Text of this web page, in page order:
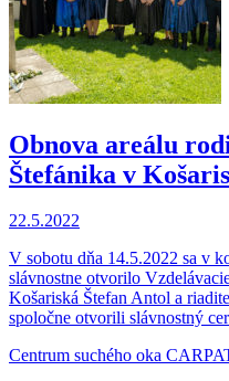
Obnova areálu
Štefánika v
22.5.2022
V sobotu dňa 14.5.2022 sa v
slávnostne otvorilo
Košariská Štefan Antol a
spoločne otvorili slávnostný
Centrum suchého oka